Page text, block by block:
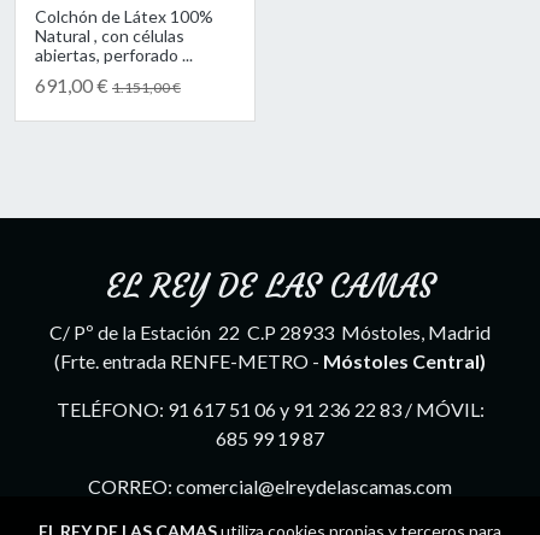
Colchón de Látex 100%
Natural , con células
abiertas, perforado ...
691,00 € 1.151,00 €
EL REY DE LAS CAMAS
C/ Pº de la Estación 22 C.P 28933 Móstoles, Madrid
(Frte. entrada RENFE-METRO - Móstoles Central)
TELÉFONO: 91 617 51 06 y 91 236 22 83 / MÓVIL:
685 99 19 87
CORREO: comercial@elreydelascamas.com
EL REY DE LAS CAMASutiliza cookies propias y terceros para